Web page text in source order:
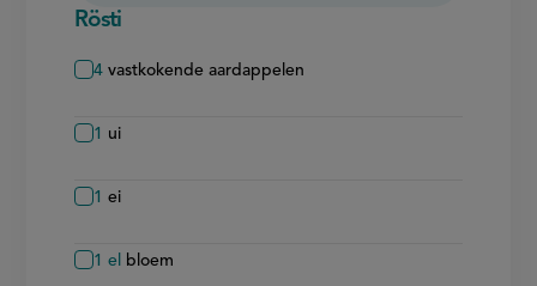
Rösti
4 vastkokende aardappelen
1 ui
1 ei
1 el bloem